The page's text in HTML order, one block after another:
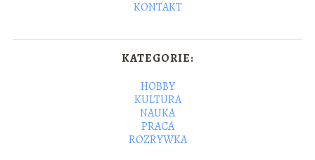
KONTAKT
KATEGORIE:
HOBBY
KULTURA
NAUKA
PRACA
ROZRYWKA